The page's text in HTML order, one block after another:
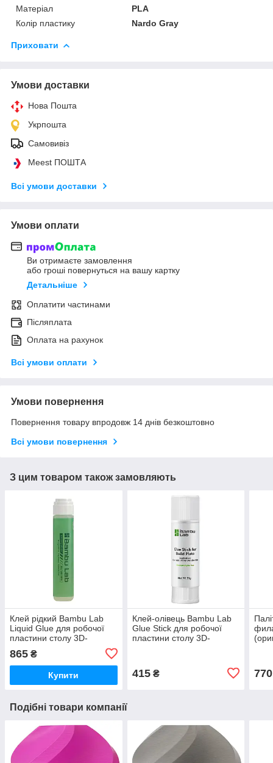
Матеріал
PLA
Колір пластику
Nardo Gray
Приховати
Умови доставки
Нова Пошта
Укрпошта
Самовивіз
Meest ПОШТА
Всі умови доставки
Умови оплати
Ви отримаєте замовлення
або гроші повернуться на вашу картку
Детальніше
Оплатити частинами
Післяплата
Оплата на рахунок
Всі умови оплати
Умови повернення
Повернення товару впродовж 14 днів безкоштовно
Всі умови повернення
З цим товаром також замовляють
Клей рідкий Bambu Lab
Liquid Glue для робочої
пластини столу 3D-
(оригінал, LGL001)
865 ₴
Купити
Клей-олівець Bambu Lab
Glue Stick для робочої
пластини столу 3D-
415₴ 770
Подібні товари компанії